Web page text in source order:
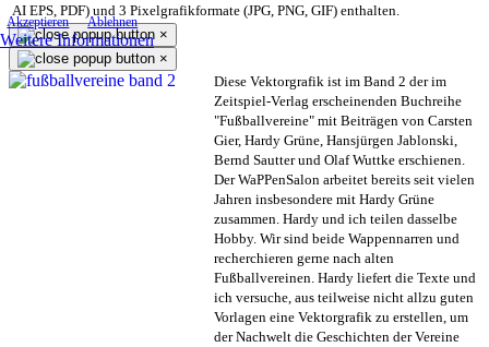
Akzeptieren Ablehnen
Weitere Informationen
AI EPS, PDF) und 3 Pixelgrafikformate (JPG, PNG, GIF) enthalten.
×
×
Diese Vektorgrafik ist im Band 2 der im
Zeitspiel-Verlag erscheinenden Buchreihe
"Fußballvereine" mit Beiträgen von Carsten
Gier, Hardy Grüne, Hansjürgen Jablonski,
Bernd Sautter und Olaf Wuttke erschienen.
Der WaPPenSalon arbeitet bereits seit vielen
Jahren insbesondere mit Hardy Grüne
zusammen. Hardy und ich teilen dasselbe
Hobby. Wir sind beide Wappennarren und
recherchieren gerne nach alten
Fußballvereinen. Hardy liefert die Texte und
ich versuche, aus teilweise nicht allzu guten
Vorlagen eine Vektorgrafik zu erstellen, um
der Nachwelt die Geschichten der Vereine